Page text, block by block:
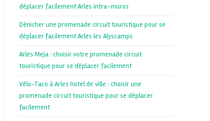
déplacer facilement Arles intra-muros
Dénicher une promenade circuit touristique pour se
déplacer facilement Arles les Alyscamps
Arles Meja : choisir votre promenade circuit
touristique pour se déplacer facilement
Vélo-Taco à Arles hotel de ville : choisir une
promenade circuit touristique pour se déplacer
facilement